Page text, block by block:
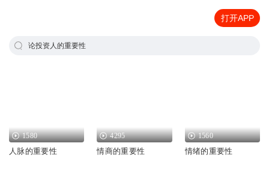
打开APP
论投资人的重要性
1580
人脉的重要性
4295
情商的重要性
1560
情绪的重要性